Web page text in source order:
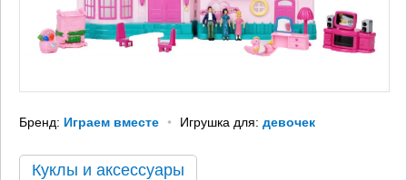
Бренд: Играем вместе Игрушка для: девочек
Куклы и аксессуары